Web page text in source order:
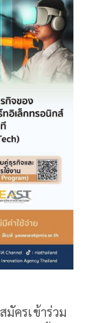
ครเข้าร่วม